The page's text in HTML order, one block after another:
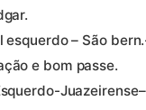
– São
e bom passe.